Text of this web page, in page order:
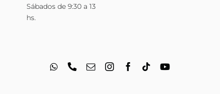
Sábados de 9:30 a 13
hs.